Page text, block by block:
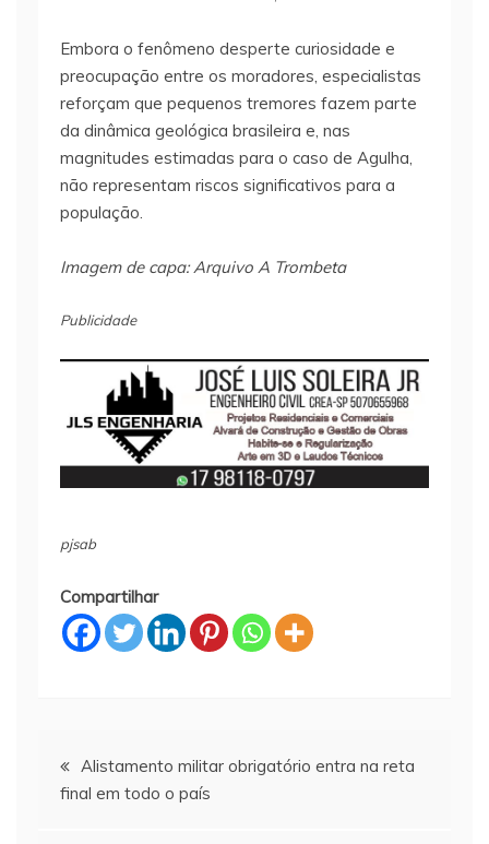
Embora o fenômeno desperte curiosidade e
preocupação entre os moradores, especialistas
reforçam que pequenos tremores fazem parte
da dinâmica geológica brasileira e, nas
magnitudes estimadas para o caso de Agulha,
não representam riscos significativos para a
população.
Imagem de capa: Arquivo A Trombeta
Publicidade
pjsab
Compartilhar
Navegação
de
Alistamento militar obrigatório entra na reta
final em todo o país